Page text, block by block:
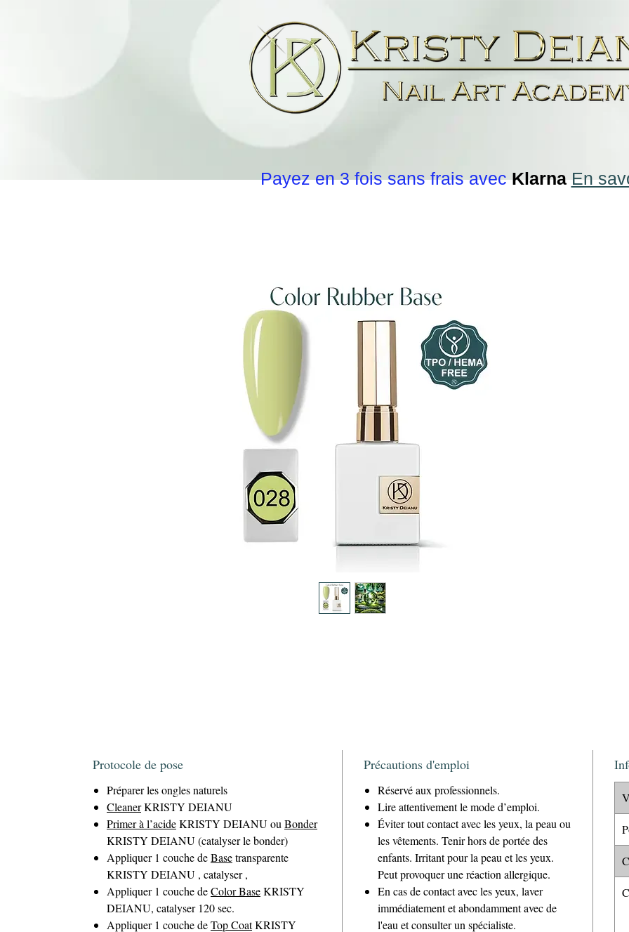
Protocole de pose
Préparer les ongles naturels
CleanerKRISTY DEIANU
Primer à l’acideKRISTY DEIANU ouBonder
KRISTY DEIANU (catalyser le bonder)
Appliquer 1 couche deBasetransparente
KRISTY DEIANU , catalyser ,
Appliquer 1 couche deColor BaseKRISTY
DEIANU, catalyser 120 sec.
Appliquer 1 couche deTop CoatKRISTY
Précautions d'emploi
Réservé aux professionnels.
Lire attentivement le mode d’emploi.
Éviter tout contact avec les yeux, la peau ou
les vêtements. Tenir hors de portée des
enfants. Irritant pour la peau et les yeux.
Peut provoquer une réaction allergique.
En cas de contact avec les yeux, laver
immédiatement et abondamment avec de
l'eau et consulter un spécialiste.
Payez en 3 fois sans frais avecKlarna En